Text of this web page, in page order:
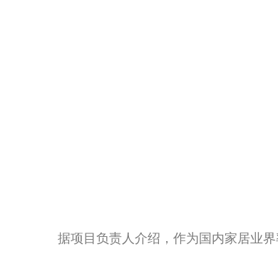
据项目负责人介绍，作为国内家居业